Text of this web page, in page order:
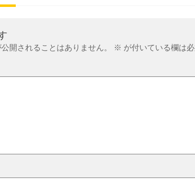
開されることはありません。 ※ が付いている欄は